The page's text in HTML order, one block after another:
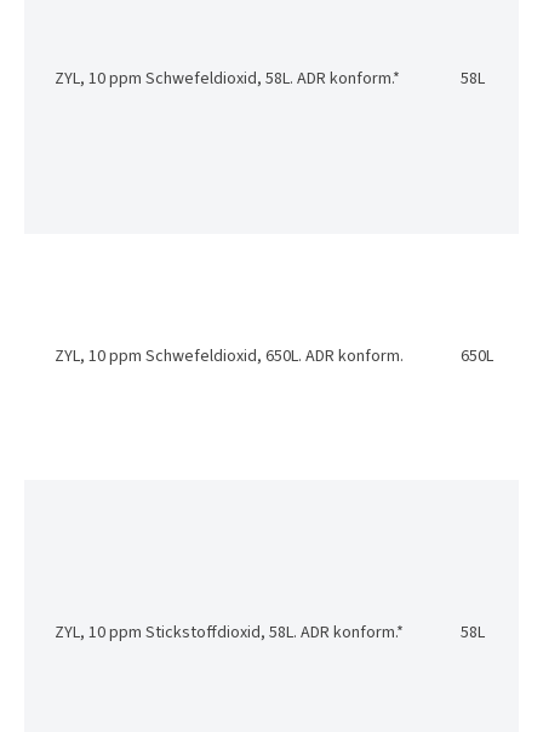
ZYL, 10 ppm Schwefeldioxid, 58L. ADR konform.* 58L
ZYL, 10 ppm Schwefeldioxid, 650L. ADR konform. 650L
ZYL, 10 ppm Stickstoffdioxid, 58L. ADR konform.* 58L